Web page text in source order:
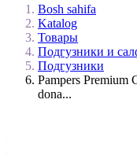
Bosh sahifa
Katalog
Товары
Подгузники и
Подгузники
Pampers Premium
dona...